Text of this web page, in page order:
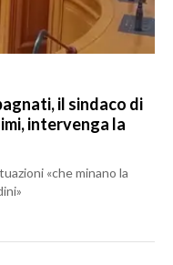
il sindaco di
intervenga la
«che minano la